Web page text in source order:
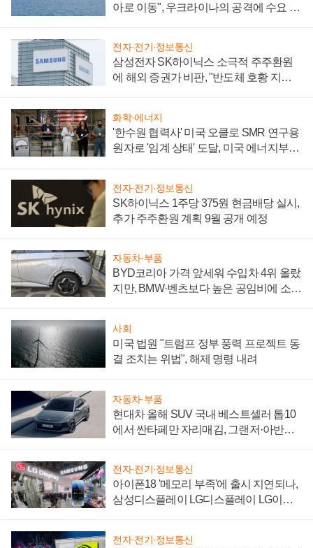
아로 이동", 우크라이나의 공격에 수요 늘
전자·전기·정보통신
삼성전자 SK하이닉스 소극적 주주환원
에 해외 증권가 비판, "반도체 호황 지속
화학·에너지
'한수원 협력사' 미국 오클로 SMR 연구용
원자로 '임계 상태' 도달, 미국 에너지부
전자·전기·정보통신
SK하이닉스 1주당 375원 현금배당 실시,
추가 주주환원 계획 9월 공개 예정
자동차·부품
BYD코리아 가격 앞세워 수입차 4위 올랐
지만, BMW·벤츠보다 높은 공임비에 소비
사회
미국 법원 "트럼프 정부 풍력 프로젝트 동
결 조치는 위법", 해제 명령 내려
자동차·부품
현대차 올해 SUV 국내 베스트셀러 톱10
에서 싼타페만 자리매김, 그랜저·아반떼
전자·전기·정보통신
아이폰18 '메모리 부족'에 출시 지연되나,
삼성디스플레이 LG디스플레이 LG이노
전자·전기·정보통신